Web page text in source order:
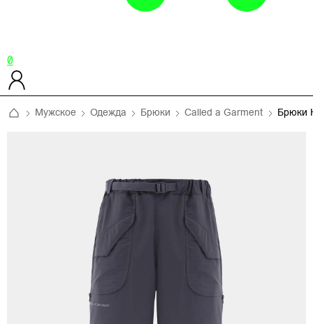
0
Мужское Одежда Брюки Called a Garment Брюки